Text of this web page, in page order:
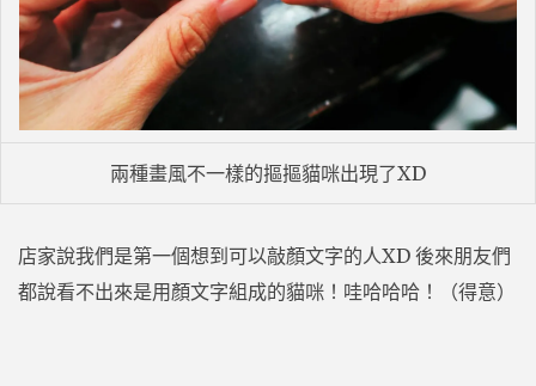
兩種畫風不一樣的摳摳貓咪出現了XD
店家說我們是第一個想到可以敲顏文字的人XD 後來朋友們
都說看不出來是用顏文字組成的貓咪！哇哈哈哈！（得意）